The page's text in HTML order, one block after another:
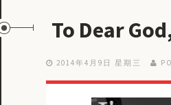
To Dear
2014年4月9日 星期三